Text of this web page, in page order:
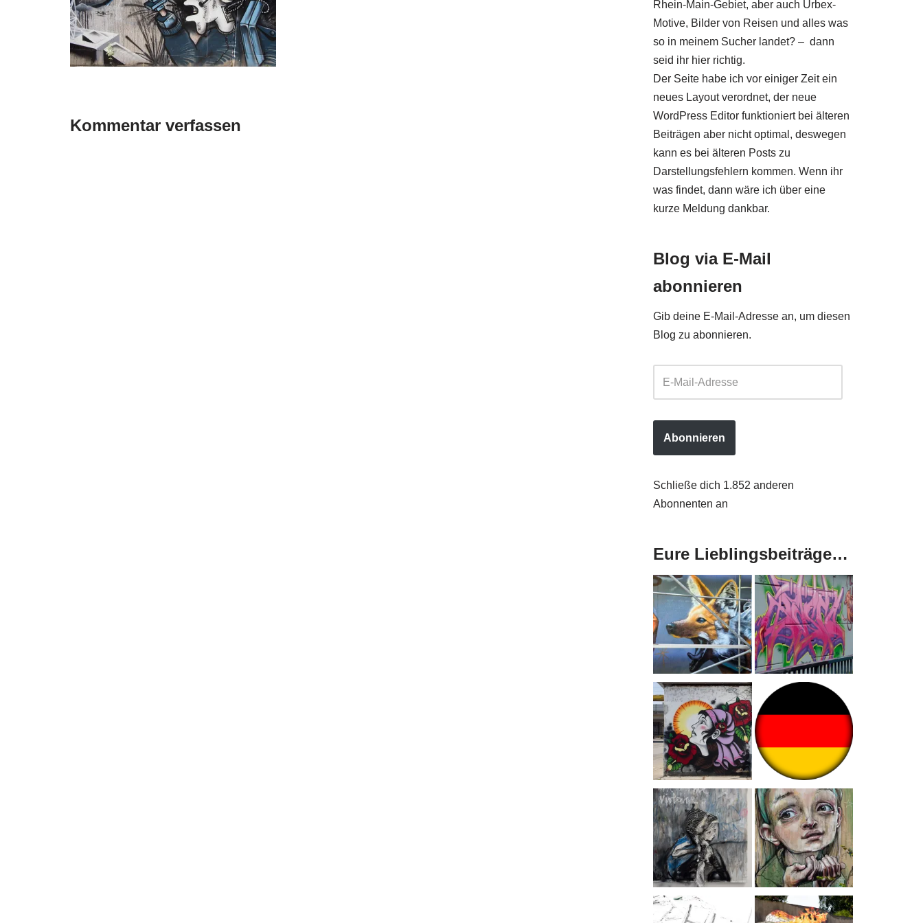
Kommentar verfassen
Rhein-Main-Gebiet, aber auch Urbex-
Motive, Bilder von Reisen und alles was
so in meinem Sucher landet? – dann
seid ihr hier richtig.
Der Seite habe ich vor einiger Zeit ein
neues Layout verordnet, der neue
WordPress Editor funktioniert bei älteren
Beiträgen aber nicht optimal, deswegen
kann es bei älteren Posts zu
Darstellungsfehlern kommen. Wenn ihr
was findet, dann wäre ich über eine
kurze Meldung dankbar.
Blog via E-Mail
abonnieren
Gib deine E-Mail-Adresse an, um diesen
Blog zu abonnieren.
Abonnieren
Schließe dich 1.852 anderen
Abonnenten an
Eure Lieblingsbeiträge…